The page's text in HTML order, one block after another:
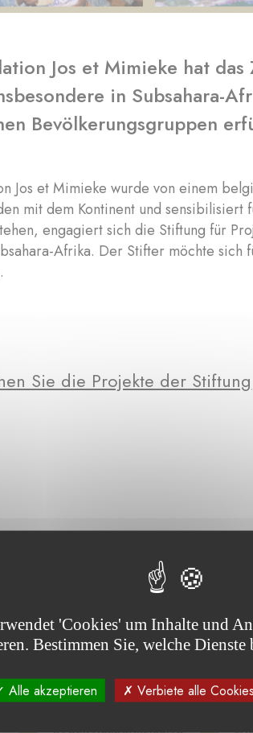
Jos et Mimieke hat
in Subsahara-
Bevölkerungsgruppen
Jos et Mimieke wurde von einem
mit dem Kontinent und
engagiert sich die Stiftung für
Afrika. Der Stifter möchte
Sie die Projekte der Stiftung
IN DER AUSSCHREIBUNG
'Cookies' um Inhalte und
Bestimmen Sie, welche
Alle akzeptieren Verbiete alle Cookies